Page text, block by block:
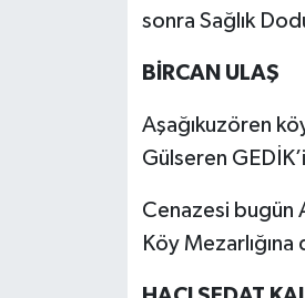
sonra Sağlık
BİRCAN ULAŞ
Aşağıkuzören
Gülseren
Cenazesi bugün
Köy